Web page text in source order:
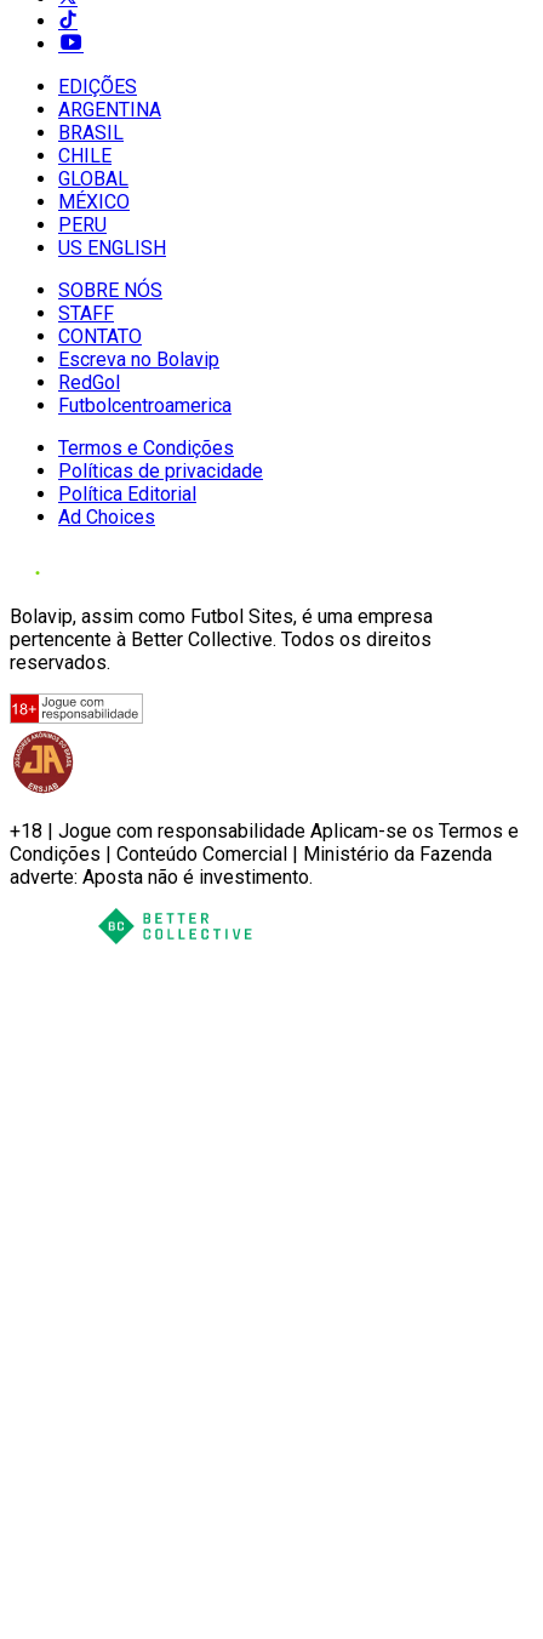
EDIÇÕES
ARGENTINA
BRASIL
CHILE
GLOBAL
MÉXICO
PERU
US ENGLISH
SOBRE NÓS
STAFF
CONTATO
Escreva no Bolavip
RedGol
Futbolcentroamerica
Termos e Condições
Políticas de privacidade
Política Editorial
Ad Choices
Bolavip, assim como Futbol Sites, é uma empresa
pertencente à Better Collective. Todos os direitos
reservados.
+18 | Jogue com responsabilidade Aplicam-se os Termos e
Condições | Conteúdo Comercial | Ministério da Fazenda
adverte: Aposta não é investimento.